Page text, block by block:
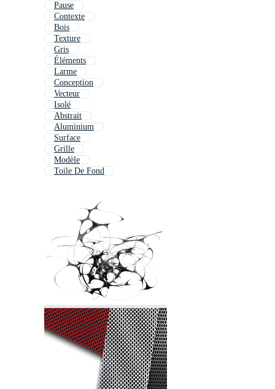
Pause
Contexte
Bois
Texture
Gris
Éléments
Larme
Conception
Vecteur
Isolé
Abstrait
Aluminium
Surface
Grille
Modèle
Toile De Fond